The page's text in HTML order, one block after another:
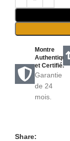
Montre
Authentique
et Certifié.
Garantie
de 24
mois.
Share: